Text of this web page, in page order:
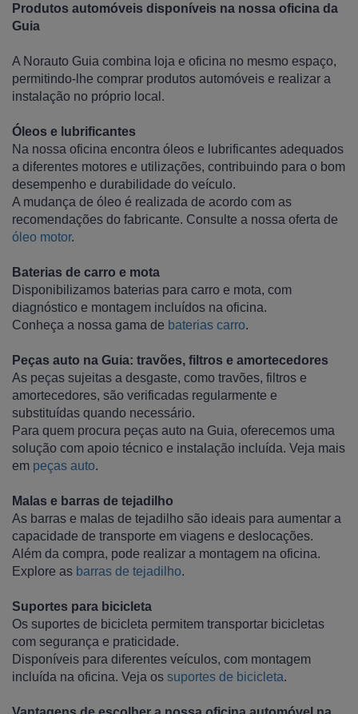
Produtos automóveis disponíveis na nossa oficina da
Guia
A Norauto Guia combina loja e oficina no mesmo espaço,
permitindo-lhe comprar produtos automóveis e realizar a
instalação no próprio local.
Óleos e lubrificantes
Na nossa oficina encontra óleos e lubrificantes adequados
a diferentes motores e utilizações, contribuindo para o bom
desempenho e durabilidade do veículo.
A mudança de óleo é realizada de acordo com as
recomendações do fabricante. Consulte a nossa oferta de
óleo motor.
Baterias de carro e mota
Disponibilizamos baterias para carro e mota, com
diagnóstico e montagem incluídos na oficina.
Conheça a nossa gama de baterias carro.
Peças auto na Guia: travões, filtros e amortecedores
As peças sujeitas a desgaste, como travões, filtros e
amortecedores, são verificadas regularmente e
substituídas quando necessário.
Para quem procura peças auto na Guia, oferecemos uma
solução com apoio técnico e instalação incluída. Veja mais
em peças auto.
Malas e barras de tejadilho
As barras e malas de tejadilho são ideais para aumentar a
capacidade de transporte em viagens e deslocações.
Além da compra, pode realizar a montagem na oficina.
Explore as barras de tejadilho.
Suportes para bicicleta
Os suportes de bicicleta permitem transportar bicicletas
com segurança e praticidade.
Disponíveis para diferentes veículos, com montagem
incluída na oficina. Veja os suportes de bicicleta.